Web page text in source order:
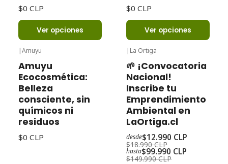
$0 CLP
Ver opciones
$0 CLP
Ver opciones
|Amuyu
Amuyu
Ecocosmética:
Belleza
consciente, sin
químicos ni
residuos
$0 CLP
| La Ortiga
🌱 ¡Convocatoria
Nacional!
Inscribe tu
Emprendimiento
Ambiental en
LaOrtiga.cl
desde$12.990 CLP
$18.990 CLP
hasta$99.990 CLP
$149.990 CLP